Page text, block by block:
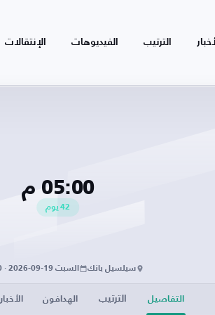
الترتيب الفيديوهات الإنتقالات
05:00 م
42 يوم
سيلسيل بانك السبت 19-09-2026 · 05:00 م
التفاصيل الترتيب الهدافون الأخبار